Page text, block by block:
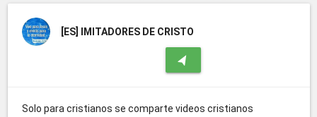
[ES] IMITADORES DE CRISTO
navigation
Solo para cristianos se comparte videos cristianos